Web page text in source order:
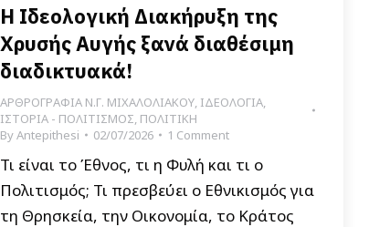
Η Ιδεολογική Διακήρυξη της
Χρυσής Αυγής ξανά διαθέσιμη
διαδικτυακά!
ΑΡΘΡΟΓΡΑΦΙΑ Ν.Γ. ΜΙΧΑΛΟΛΙΑΚΟΥ, ΙΔΕΟΛΟΓΙΑ,
ΙΣΤΟΡΙΑ - ΠΟΛΙΤΙΣΜΟΣ, ΠΟΛΙΤΙΚΗ
ByAntepithesi 02/07/2026 1 Comment
Τι είναι το Έθνος, τι η Φυλή και τι ο
Πολιτι­σμός; Τι πρεσβεύει ο Εθνικισμός για
τη Θρησκεία, την Οικονομία, το Κράτος